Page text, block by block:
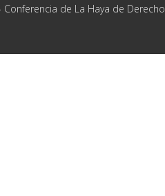
de La Haya de